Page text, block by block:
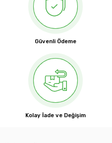
Güvenli Ödeme
Kolay İade ve Değişim